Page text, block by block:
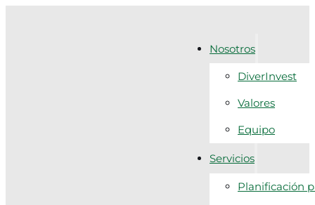
Nosotros
DiverInvest
Valores
Equipo
Servicios
Planificación